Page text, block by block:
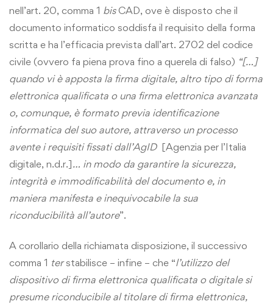
nell’art. 20, comma 1 bis CAD, ove è disposto che il
documento informatico soddisfa il requisito della forma
scritta e ha l’efficacia prevista dall’art. 2702 del codice
civile (ovvero fa piena prova fino a querela di falso) “[…]
quando vi è apposta la firma digitale, altro tipo di forma
elettronica qualificata o una firma elettronica avanzata
o, comunque, è formato previa identificazione
informatica del suo autore, attraverso un processo
avente i requisiti fissati dall’AgID [Agenzia per l’Italia
digitale, n.d.r.]… in modo da garantire la sicurezza,
integrità e immodificabilità del documento e, in
maniera manifesta e inequivocabile la sua
riconducibilità all’autore”.
A corollario della richiamata disposizione, il successivo
comma 1 terstabilisce – infine – che “l’utilizzo del
dispositivo di firma elettronica qualificata o digitale si
presume riconducibile al titolare di firma elettronica,